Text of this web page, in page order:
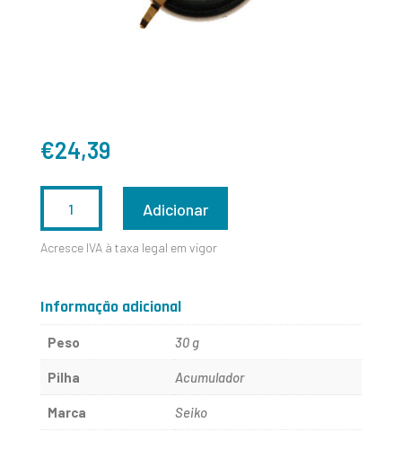
€24,39
DE
Adicionar
Acresce IVA à taxa legal em vigor
Informação adicional
Peso 30 g
Pilha Acumulador
Marca Seiko